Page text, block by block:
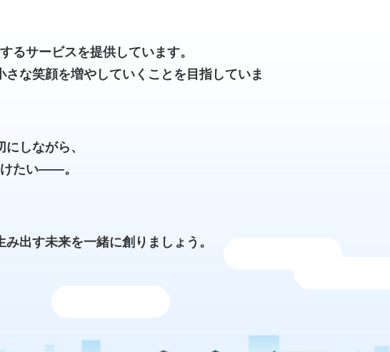
るサービスを提供しています。
な笑顔を増やしていくことを目指していま
しながら、
たい――。
出す未来を一緒に創りましょう。